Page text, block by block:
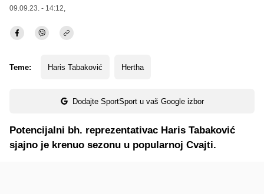
09.09.23. - 14:12,
Teme: Haris Tabaković Hertha
Dodajte SportSport u vaš Google izbor
Potencijalni bh. reprezentativac Haris Tabaković
sjajno je krenuo sezonu u popularnoj Cvajti.